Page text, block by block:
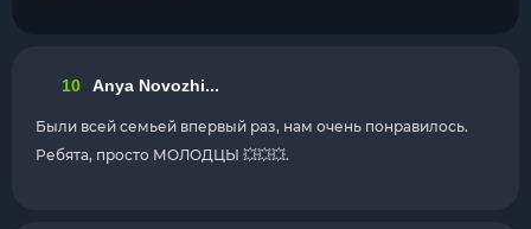
10 Anya Novozhi...
Были всей семьей впервый раз, нам очень понравилось.
Ребята, просто МОЛОДЦЫ 💥💥💥.